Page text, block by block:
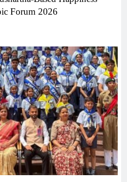
Forum 2026